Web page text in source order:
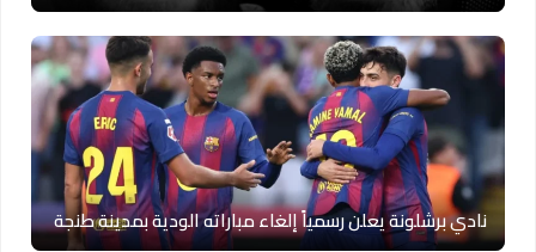
نادي برشلونة يعلن رسمياً إلغاء مباراته الودية بمدينة طنجة